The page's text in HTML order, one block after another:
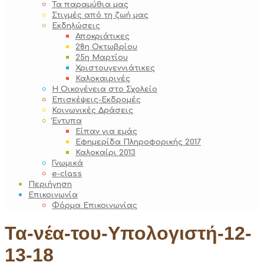
Τα παραμύθια μας
Στιγμές από τη ζωή μας
Εκδηλώσεις
Αποκριάτικες
28η Οκτωβρίου
25η Μαρτίου
Χριστουγεννιάτικες
Καλοκαιρινές
Η Οικογένεια στο Σχολείο
Επισκέψεις-Εκδρομές
Κοινωνικές Δράσεις
Έντυπα
Είπαν για εμάς
Εφημερίδα Πληροφορικής 2017
Καλοκαίρι 2013
Γνωμικά
e-class
Περιήγηση
Επικοινωνία
Φόρμα Επικοινωνίας
Τα-νέα-του-Υπολογιστή-12-
13-18